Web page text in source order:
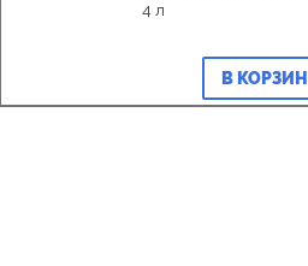
4 л
В